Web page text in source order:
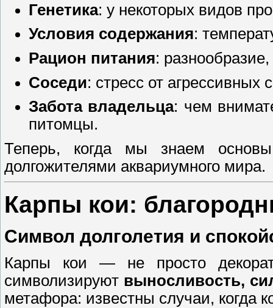
Генетика: у некоторых видов
Условия содержания:
Рацион питания: разнообразие,
Соседи: стресс от агрессивных
Забота владельца: чем
питомцы.
Теперь, когда мы знаем
долгожителями аквариумного мира.
Карпы кои:
Символ долголетия и
Карпы кои — не просто
символизируют выносливость,
метафора: известны случаи, когда